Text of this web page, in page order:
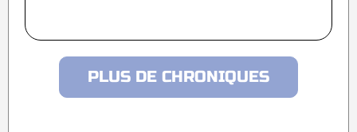
PLUS DE CHRONIQUES